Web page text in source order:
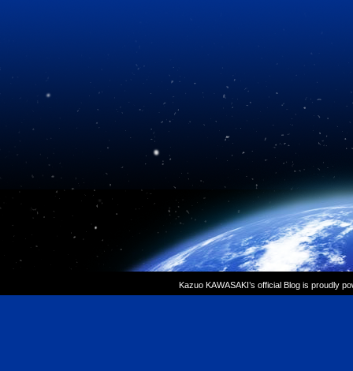
Kazuo KAWASAKI’s official Blog is proudly